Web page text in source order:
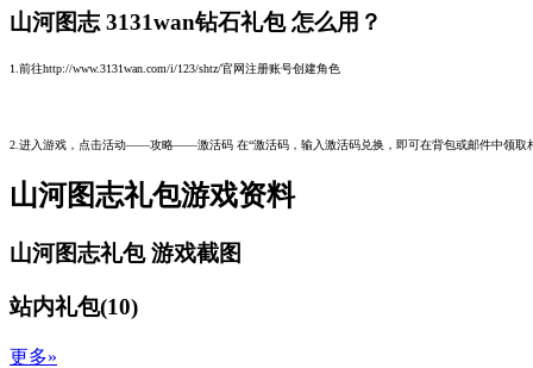
山河图志 3131wan钻石礼包怎么用？
1.前往http://www.3131wan.com/i/123/shtz/官网注册账号创建角色
2.进入游戏，点击活动——攻略——激活码 在“激活码，输入激活码兑换，即可在背包或邮件中领取
山河图志礼包游戏资料
山河图志礼包游戏截图
站内礼包(10)
更多»